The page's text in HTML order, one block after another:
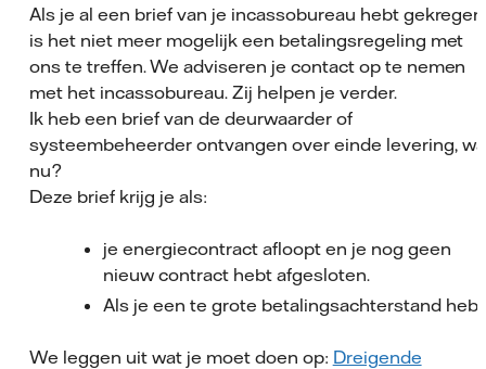
Als je al een brief van je incassobureau hebt
is het niet meer mogelijk een betalingsregeling met
ons te treffen. We adviseren je contact op te nemen
met het incassobureau. Zij helpen je verder.
Ik heb een brief van de deurwaarder of
systeembeheerder ontvangen over einde levering,
nu?
Deze brief krijg je als:
je energiecontract afloopt en je nog geen
nieuw contract hebt afgesloten.
Als je een te grote betalingsachterstand
We leggen uit wat je moet doen op: Dreigende